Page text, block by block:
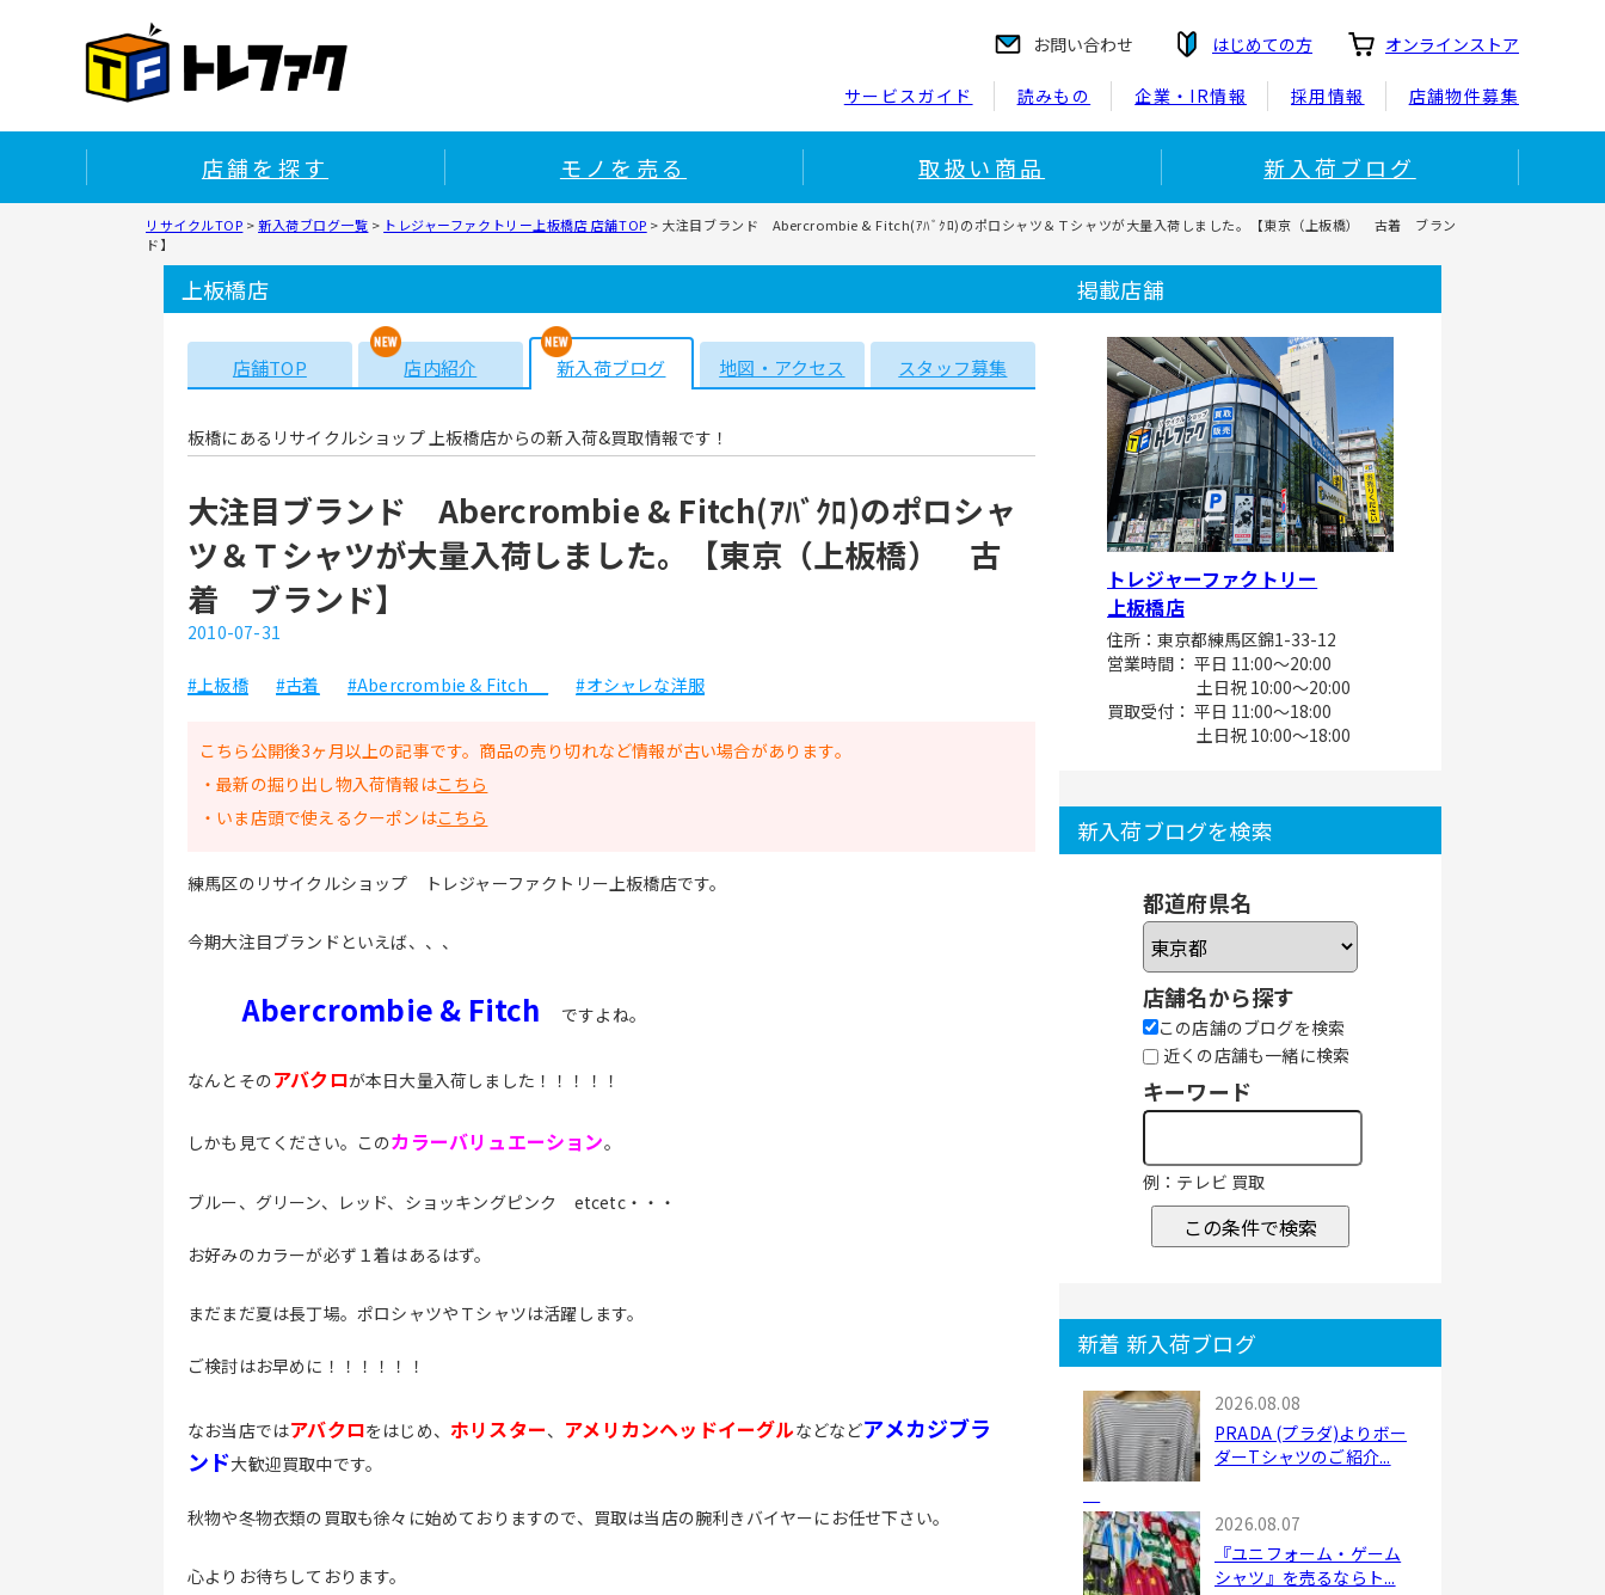
お問い合わせ はじめての方 オンラインストア
サービスガイド 読みもの 企業・IR情報 採用情報 店舗物件募集
店舗を探す モノを売る 取扱い商品 新入荷ブログ
リサイクルTOP >新入荷ブログ一覧 > トレジャーファクトリー上板橋店 店舗TOP > 大注目ブランド Abercrombie & Fitch(ｱﾊﾞｸﾛ)のポロシャツ＆Ｔシャツが大量入荷しました。【東京（上板橋） 古着 ブラン
ド】
上板橋店
店舗TOP 店内紹介 新入荷ブログ 地図・アクセス スタッフ募集
板橋にあるリサイクルショップ 上板橋店からの新入荷&買取情報です！
大注目ブランド Abercrombie & Fitch(ｱﾊﾞｸﾛ)のポロシャ
ツ＆Ｔシャツが大量入荷しました。【東京（上板橋） 古
着 ブランド】
2010-07-31
#上板橋 #古着 #Abercrombie & Fitch #オシャレな洋服
こちら公開後3ヶ月以上の記事です。商品の売り切れなど情報が古い場合があります。
・最新の掘り出し物入荷情報はこちら
・いま店頭で使えるクーポンはこちら
練馬区のリサイクルショップ トレジャーファクトリー上板橋店です。
今期大注目ブランドといえば、、、
Abercrombie & Fitch ですよね。
なんとそのアバクロが本日大量入荷しました！！！！！
しかも見てください。このカ ラーバリュエーション。
ブルー、グリーン、レッド、ショッキングピンク etcetc・・・
お好みのカラーが必ず１着はあるはず。
まだまだ夏は長丁場。ポロシャツやＴシャツは活躍します。
ご検討はお早めに！！！！！！
なお当店ではアバクロをはじめ、ホリスター、 アメリカンヘッドイーグルなどなどアメカジブラ
ンド大歓迎買取中です。
秋物や冬物衣類の買取も徐々に始めておりますので、買取は当店の腕利きバイヤーにお任せ下さい。
心よりお待ちしております。
掲載店舗
トレジャーファクトリー
上板橋店
住所：東京都練馬区錦1-33-12
営業時間： 平日 11:00～20:00
土日祝 10:00～20:00
買取受付： 平日 11:00～18:00
土日祝 10:00～18:00
新入荷ブログを検索
都道府県名
店舗名から探す
この店舗のブログを検索
近くの店舗も一緒に検索
キーワード
例：テレビ 買取
この条件で検索
新着 新入荷ブログ
2026.08.08
PRADA (プラダ)よりボー
ダーTシャツのご紹介...
2026.08.07
『ユニフォーム・ゲーム
シャツ』を売るならト...